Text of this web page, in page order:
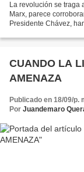
La revolución se traga
Marx, parece
Presidente Chávez,
CUANDO LA
AMENAZA
Publicado en 18/09/p.
Por Juandemaro